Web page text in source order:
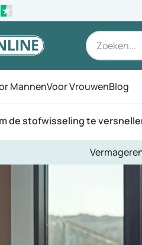
het menu
MannenVoor VrouwenBlog
de stofwisseling te